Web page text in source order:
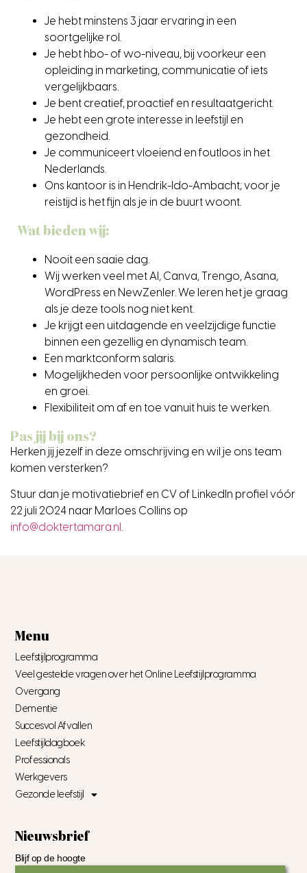
Je hebt minstens 3 jaar ervaring in een
soortgelijke rol.
Je hebt hbo- of wo-niveau, bij voorkeur een
opleiding in marketing, communicatie of iets
vergelijkbaars.
Je bent creatief, proactief en resultaatgericht.
Je hebt een grote interesse in leefstijl en
gezondheid.
Je communiceert vloeiend en foutloos in het
Nederlands.
Ons kantoor is in Hendrik-Ido-Ambacht; voor je
reistijd is het fijn als je in de buurt woont.
Wat bieden wij:
Nooit een saaie dag.
Wij werken veel met AI, Canva, Trengo, Asana,
WordPress en NewZenler. We leren het je graag
als je deze tools nog niet kent.
Je krijgt een uitdagende en veelzijdige functie
binnen een gezellig en dynamisch team.
Een marktconform salaris.
Mogelijkheden voor persoonlijke ontwikkeling
en groei.
Flexibiliteit om af en toe vanuit huis te werken.
Pas jij bij ons?
Herken jij jezelf in deze omschrijving en wil je ons team
komen versterken?
Stuur dan je motivatiebrief en CV of LinkedIn profiel vóór
22 juli 2024 naar Marloes Collins op
info@doktertamara.nl.
Menu
Leefstijlprogramma
Veel gestelde vragen over het Online Leefstijlprogramma
Overgang
Dementie
Succesvol Afvallen
Leefstijldagboek
Professionals
Werkgevers
Gezonde leefstijl
Nieuwsbrief
Blijf op de hoogte